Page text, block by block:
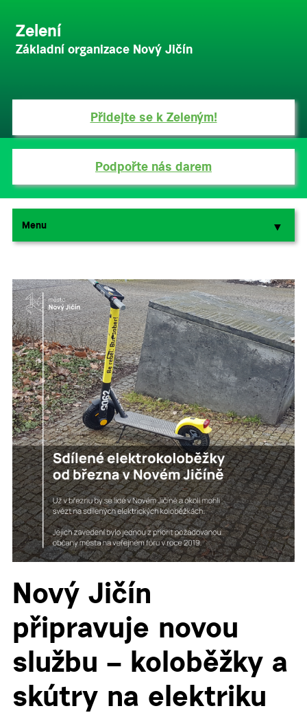
Zelení
Základní organizace Nový Jičín
Přidejte se k Zeleným!
Podpořte nás darem
Menu ▼
▼
▼
▼
▼
▼
▼
Nový Jičín
připravuje novou
službu – koloběžky a
skútry na elektriku